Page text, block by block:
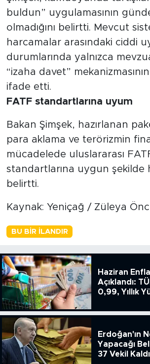
buldun” uygulamasının
olmadığını belirtti. Mevcut
harcamalar arasındaki ciddi
durumlarında yalnızca
“izaha davet” mekanizmasının
ifade etti.
FATF standartlarına uyum
Bakan Şimşek, hazırlanan
para aklama ve terörizmin
mücadelede uluslararası
standartlarına uygun şekilde
belirtti.
Kaynak: Yeniçağ / Züleya
BU BIR İLANDIR
Haziran
Açıklandı:
0,99, Yıllık
51.49
Erdoğan'ın
Yapacağı
37 Vekil Kaldı